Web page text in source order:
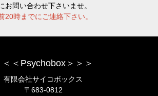
お問い合わせ下さいませ。
20時までにご連絡下さい。
＜＜Psychobox＞＞＞
有限会社サイコボックス
〒683-0812